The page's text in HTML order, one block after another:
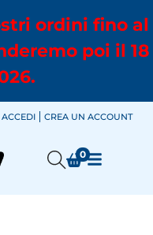
ordini fino al
poi il 18
ACCEDI CREA UN ACCOUNT
0